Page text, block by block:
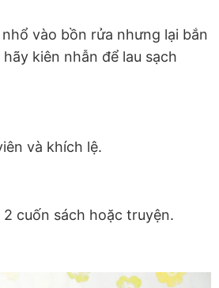
vào bồn rửa nhưng lại bắn
kiên nhẫn để lau sạch
và khích lệ.
cuốn sách hoặc truyện.